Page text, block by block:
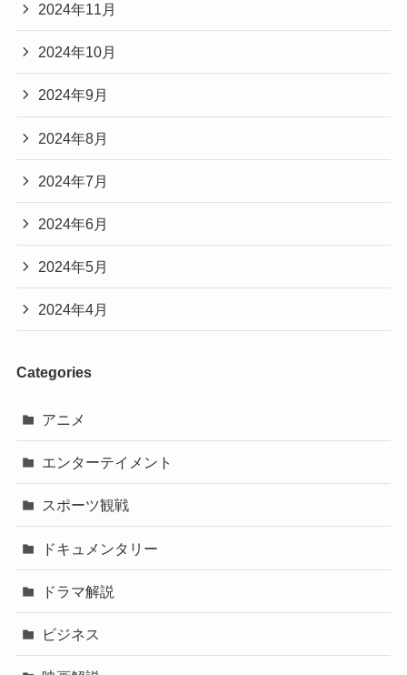
2024年11月
2024年10月
2024年9月
2024年8月
2024年7月
2024年6月
2024年5月
2024年4月
Categories
アニメ
エンターテイメント
スポーツ観戦
ドキュメンタリー
ドラマ解説
ビジネス